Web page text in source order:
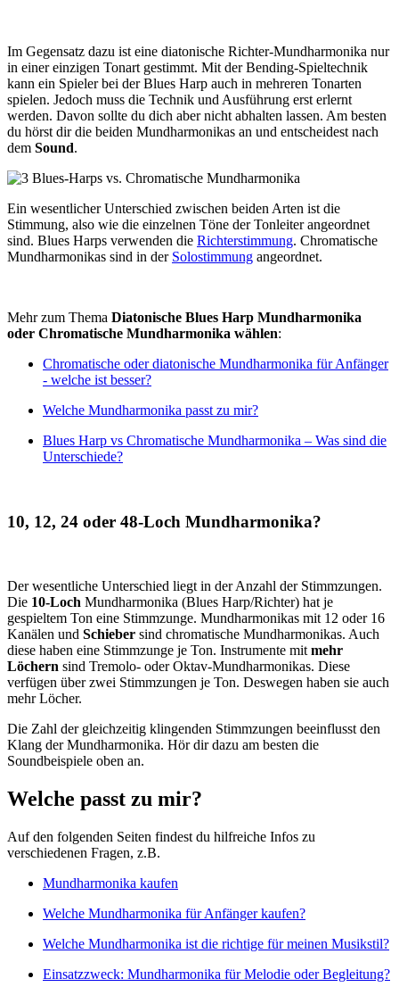
Im Gegensatz dazu ist eine diatonische Richter-Mundharmonika nur
in einer einzigen Tonart gestimmt. Mit der Bending-Spieltechnik
kann ein Spieler bei der Blues Harp auch in mehreren Tonarten
spielen. Jedoch muss die Technik und Ausführung erst erlernt
werden. Davon sollte du dich aber nicht abhalten lassen. Am besten
du hörst dir die beiden Mundharmonikas an und entscheidest nach
dem Sound.
Ein wesentlicher Unterschied zwischen beiden Arten ist die
Stimmung, also wie die einzelnen Töne der Tonleiter angeordnet
sind. Blues Harps verwenden die Richterstimmung. Chromatische
Mundharmonikas sind in der Solostimmung angeordnet.
Mehr zum Thema Diatonische Blues Harp Mundharmonika
oder Chromatische Mundharmonika wählen:
Chromatische oder diatonische Mundharmonika für Anfänger
- welche ist besser?
Welche Mundharmonika passt zu mir?
Blues Harp vs Chromatische Mundharmonika – Was sind die
Unterschiede?
10, 12, 24 oder 48-Loch Mundharmonika?
Der wesentliche Unterschied liegt in der Anzahl der Stimmzungen.
Die 10-Loch Mundharmonika (Blues Harp/Richter) hat je
gespieltem Ton eine Stimmzunge. Mundharmonikas mit 12 oder 16
Kanälen und Schieber sind chromatische Mundharmonikas. Auch
diese haben eine Stimmzunge je Ton. Instrumente mit mehr
Löchern sind Tremolo- oder Oktav-Mundharmonikas. Diese
verfügen über zwei Stimmzungen je Ton. Deswegen haben sie auch
mehr Löcher.
Die Zahl der gleichzeitig klingenden Stimmzungen beeinflusst den
Klang der Mundharmonika. Hör dir dazu am besten die
Soundbeispiele oben an.
Welche passt zu mir?
Auf den folgenden Seiten findest du hilfreiche Infos zu
verschiedenen Fragen, z.B.
Mundharmonika kaufen
Welche Mundharmonika für Anfänger kaufen?
Welche Mundharmonika ist die richtige für meinen Musikstil?
Einsatzzweck: Mundharmonika für Melodie oder Begleitung?